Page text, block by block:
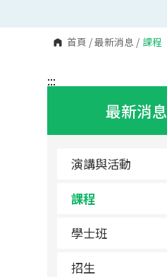
首頁 /最新消息 / 課程
:::
最新消息
演講與活動
課程
學士班
招生